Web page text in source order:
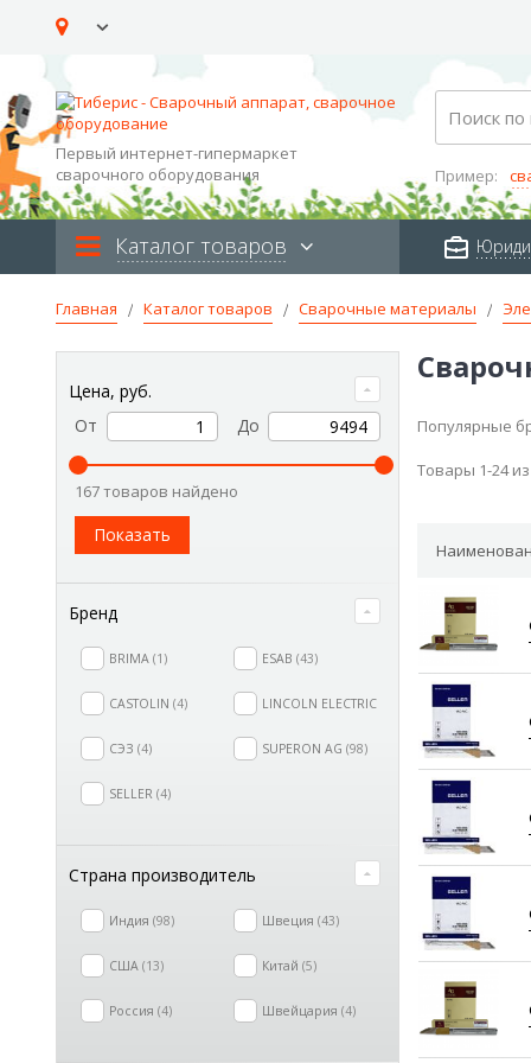
Первый интернет-гипермаркет
сварочного оборудования
Search
Пример:
Каталог товаров
Главная Каталог товаров Сварочные материалы
Популярные
Товары 1-24
Цена, руб.
От
До
167 товаров найдено
Показать
Бренд
BRIMA 1 ESAB 43
CASTOLIN 4 LINCOLN ELECTRIC
СЭЗ 4 SUPERON AG 98
SELLER 4
Страна производитель
Индия 98 Швеция 43
США 13 Китай 5
Россия 4 Швейцария 4